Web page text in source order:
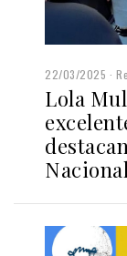
22/03/2025
Lola